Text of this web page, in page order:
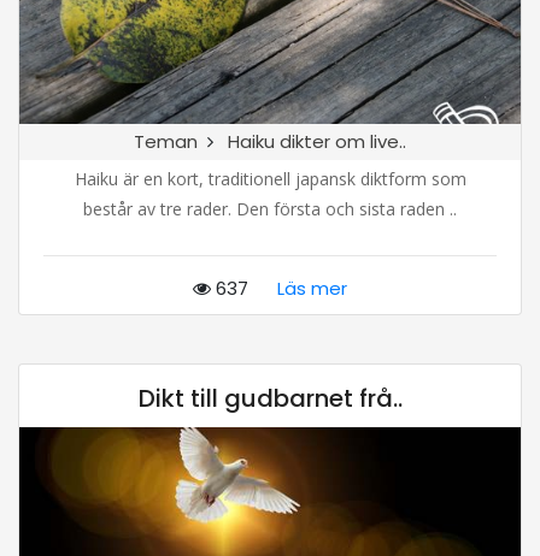
Teman Haiku dikter om live..
Haiku är en kort, traditionell japansk diktform som
består av tre rader. Den första och sista raden ..
637 Läs mer
Dikt till gudbarnet frå..